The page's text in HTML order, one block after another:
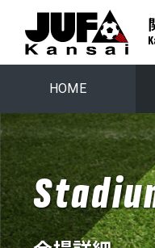
HOME
関西学生リ
関西ステップアッ